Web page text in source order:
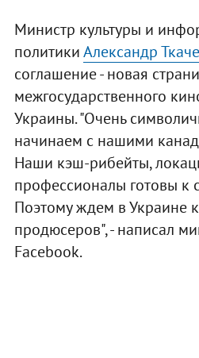
Министр культуры и
политикиАлександр
соглашение - новая
межгосударственного
Украины. "Очень
начинаем с нашими
Наши кэш-рибейты,
профессионалы готовы к
Поэтому ждем в Украине
продюсеров", - написал
Facebook.